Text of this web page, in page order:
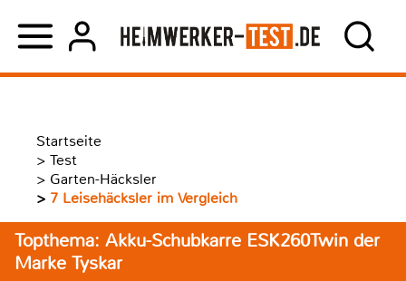
Startseite
> Test
> Garten-Häcksler
> 7 Leisehäcksler im Vergleich
Topthema: Akku-Schubkarre ESK260Twin der
Marke Tyskar